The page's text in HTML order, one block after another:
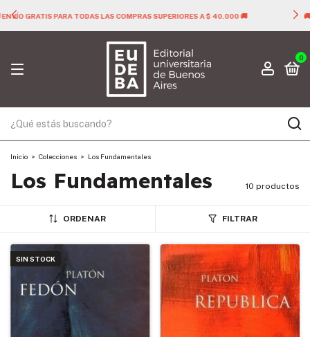
🚚 ENVÍO GRATIS PARA TODAS LAS COMPRAS SUPERIORES A $ 40.000 🚚
0
Inicio > Colecciones > Los Fundamentales
Los Fundamentales 10 productos
ORDENAR FILTRAR
SIN STOCK